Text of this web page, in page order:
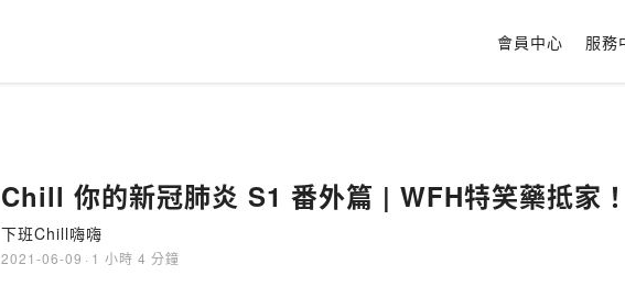
會員中心 服務
Chill 你的新冠肺炎 S1 番外篇 | WFH特笑藥抵家
下班Chill嗨嗨
2021-06-09 · 1 小時 4 分鐘